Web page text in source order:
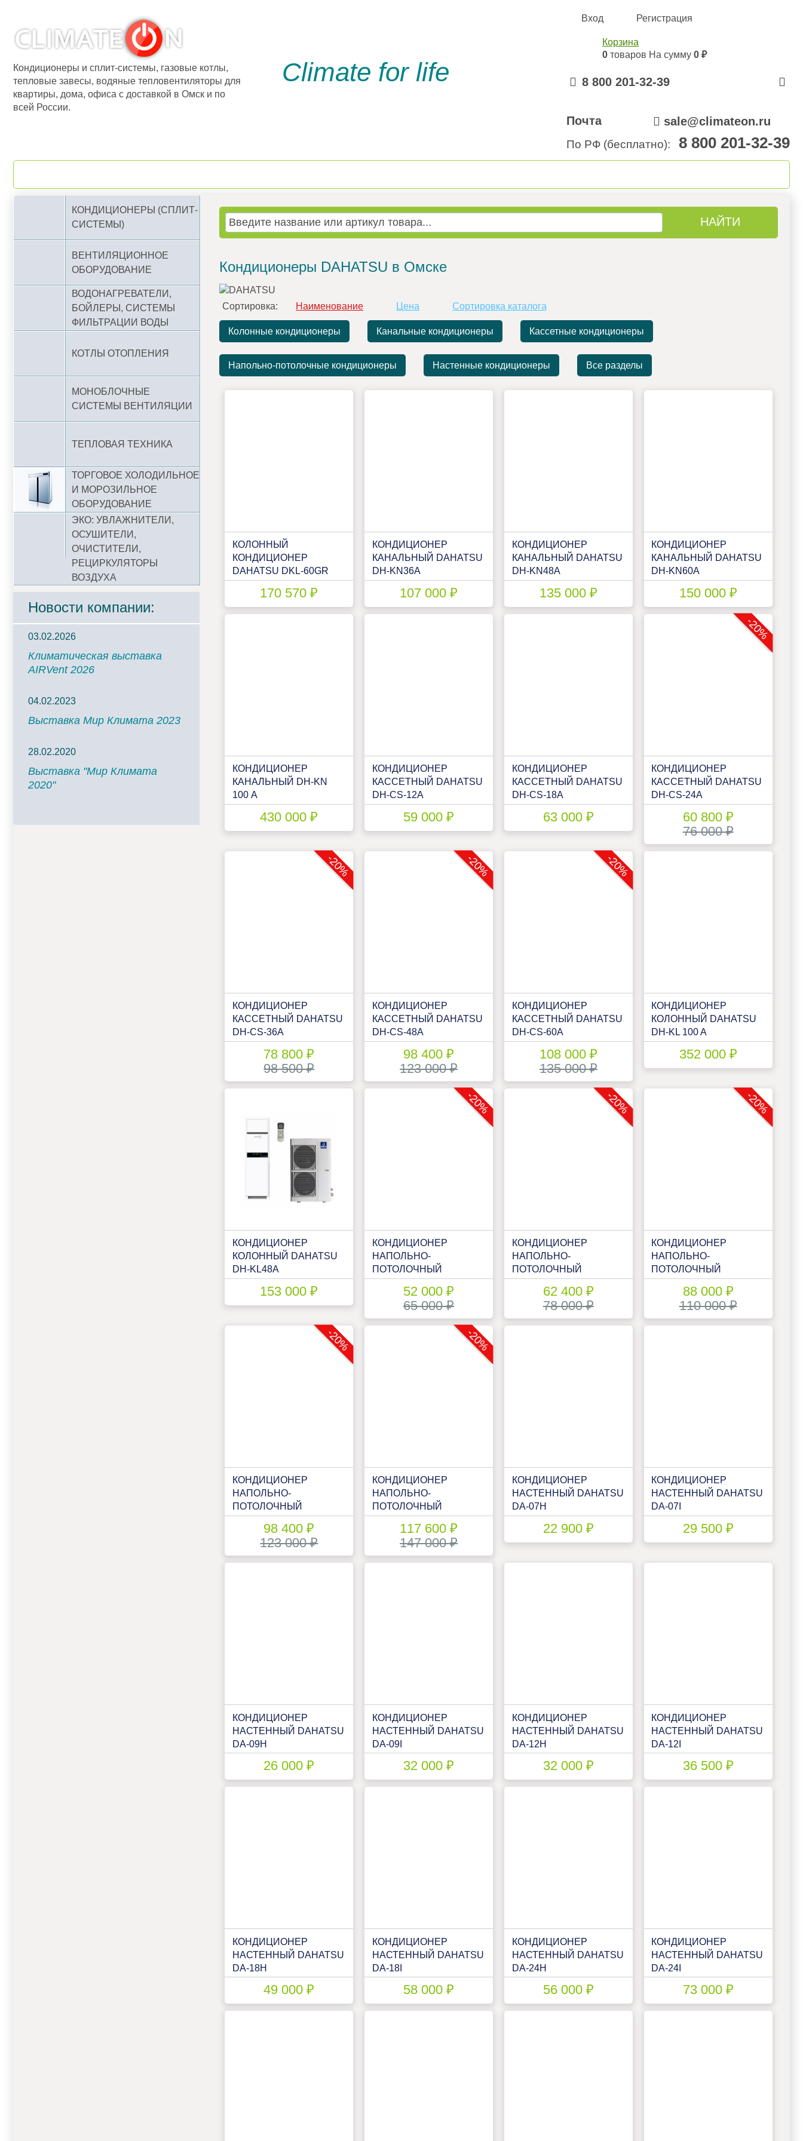
Кондиционеры и сплит-системы, газовые котлы,
тепловые завесы, водяные тепловентиляторы для
квартиры, дома, офиса с доставкой в Омск и по
всей России.
Climate for life
Вход Регистрация
Корзина
0 товаров На сумму 0 ₽
8 800 201-32-39
Почта sale@climateon.ru
По РФ (бесплатно): 8 800 201-32-39
КОНДИЦИОНЕРЫ (СПЛИТ-
СИСТЕМЫ)
ВЕНТИЛЯЦИОННОЕ
ОБОРУДОВАНИЕ
ВОДОНАГРЕВАТЕЛИ,
БОЙЛЕРЫ, СИСТЕМЫ
ФИЛЬТРАЦИИ ВОДЫ
КОТЛЫ ОТОПЛЕНИЯ
МОНОБЛОЧНЫЕ
СИСТЕМЫ ВЕНТИЛЯЦИИ
ТЕПЛОВАЯ ТЕХНИКА
ТОРГОВОЕ ХОЛОДИЛЬНОЕ
И МОРОЗИЛЬНОЕ
ОБОРУДОВАНИЕ
ЭКО: УВЛАЖНИТЕЛИ,
ОСУШИТЕЛИ,
ОЧИСТИТЕЛИ,
РЕЦИРКУЛЯТОРЫ
ВОЗДУХА
Новости компании:
03.02.2026
Климатическая выставка
AIRVent 2026
04.02.2023
Выставка Мир Климата 2023
28.02.2020
Выставка "Мир Климата
2020"
Кондиционеры DAHATSU в Омске
Сортировка: Наименование Цена Сортировка каталога
Колонные кондиционеры Канальные кондиционеры Кассетные кондиционеры
Напольно-потолочные кондиционеры Настенные кондиционеры Все разделы
КОЛОННЫЙ
КОНДИЦИОНЕР
DAHATSU DKL-60GR
170 570 ₽
КОНДИЦИОНЕР
КАНАЛЬНЫЙ DAHATSU
DH-KN36A
107 000 ₽
КОНДИЦИОНЕР
КАНАЛЬНЫЙ DAHATSU
DH-KN48A
135 000 ₽
КОНДИЦИОНЕР
КАНАЛЬНЫЙ DAHATSU
DH-KN60A
150 000 ₽
КОНДИЦИОНЕР
КАНАЛЬНЫЙ DH-KN
100 А
430 000 ₽
КОНДИЦИОНЕР
КАССЕТНЫЙ DAHATSU
DH-CS-12А
59 000 ₽
КОНДИЦИОНЕР
КАССЕТНЫЙ DAHATSU
DH-CS-18А
63 000 ₽
-20%
КОНДИЦИОНЕР
КАССЕТНЫЙ DAHATSU
DH-CS-24А
60 800 ₽
76 000 ₽
-20%
КОНДИЦИОНЕР
КАССЕТНЫЙ DAHATSU
DH-CS-36А
78 800 ₽
98 500 ₽
-20%
КОНДИЦИОНЕР
КАССЕТНЫЙ DAHATSU
DH-CS-48А
98 400 ₽
123 000 ₽
-20%
КОНДИЦИОНЕР
КАССЕТНЫЙ DAHATSU
DH-CS-60А
108 000 ₽
135 000 ₽
КОНДИЦИОНЕР
КОЛОННЫЙ DAHATSU
DH-KL 100 A
352 000 ₽
КОНДИЦИОНЕР
КОЛОННЫЙ DAHATSU
DH-KL48A
153 000 ₽
-20%
КОНДИЦИОНЕР
НАПОЛЬНО-
ПОТОЛОЧНЫЙ
DAHATSU DH-NP-18А
52 000 ₽
65 000 ₽
-20%
КОНДИЦИОНЕР
НАПОЛЬНО-
ПОТОЛОЧНЫЙ
DAHATSU DH-NP-24А
62 400 ₽
78 000 ₽
-20%
КОНДИЦИОНЕР
НАПОЛЬНО-
ПОТОЛОЧНЫЙ
DAHATSU DH-NP-36А
88 000 ₽
110 000 ₽
-20%
КОНДИЦИОНЕР
НАПОЛЬНО-
ПОТОЛОЧНЫЙ
98 400 ₽
123 000 ₽
-20%
КОНДИЦИОНЕР
НАПОЛЬНО-
ПОТОЛОЧНЫЙ
117 600 ₽
147 000 ₽
КОНДИЦИОНЕР
НАСТЕННЫЙ DAHATSU
DA-07H
22 900 ₽
КОНДИЦИОНЕР
НАСТЕННЫЙ DAHATSU
DA-07I
29 500 ₽
КОНДИЦИОНЕР
НАСТЕННЫЙ DAHATSU
DA-09H
26 000 ₽
КОНДИЦИОНЕР
НАСТЕННЫЙ DAHATSU
DA-09I
32 000 ₽
КОНДИЦИОНЕР
НАСТЕННЫЙ DAHATSU
DA-12H
32 000 ₽
КОНДИЦИОНЕР
НАСТЕННЫЙ DAHATSU
DA-12I
36 500 ₽
КОНДИЦИОНЕР
НАСТЕННЫЙ DAHATSU
DA-18H
49 000 ₽
КОНДИЦИОНЕР
НАСТЕННЫЙ DAHATSU
DA-18I
58 000 ₽
КОНДИЦИОНЕР
НАСТЕННЫЙ DAHATSU
DA-24H
56 000 ₽
КОНДИЦИОНЕР
НАСТЕННЫЙ DAHATSU
DA-24I
73 000 ₽